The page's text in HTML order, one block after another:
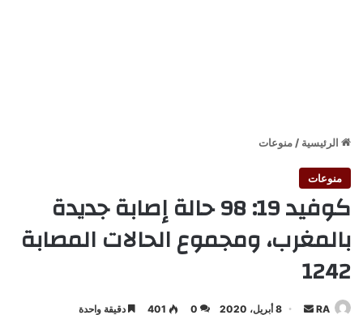
الرئيسية / منوعات
منوعات
كوفيد 19: 98 حالة إصابة جديدة
بالمغرب، ومجموع الحالات المصابة
1242
RA
أرسل 8 أبريل، 2020 0
401 دقيقة واحدة